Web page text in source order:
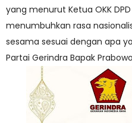
yang menurut Ketua OKK
menumbuhkan rasa
sesama sesuai dengan apa
Partai Gerindra Bapak